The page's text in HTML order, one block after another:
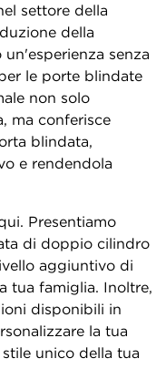
settore della
della
senza
le porte blindate
non solo
ma conferisce
blindata,
e rendendola
Presentiamo
di doppio cilindro
aggiuntivo di
tua famiglia. Inoltre,
disponibili in
la tua
unico della tua